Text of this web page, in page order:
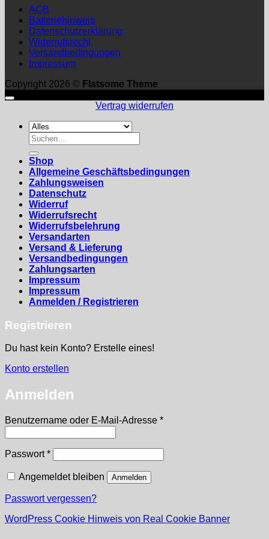
AGB
Batteriehinweis
Datenschutzerklärung
Widerrufsrecht
Versandbedingungen
Impressum
Copyright 2026 © Flatsome Theme
Vertrag widerrufen
Suchen
nach:
Shop
Allgemeine Geschäftsbedingungen
Zahlungsweisen
Datenschutz
Widerruf
Widerrufsrecht
Widerrufsbelehrung
Versandarten
Versand & Lieferung
Versandbedingungen
Zahlungsarten
Impressum
Impressum
Anmelden / Registrieren
Registrieren
Du hast kein Konto? Erstelle eines!
Konto erstellen
Anmelden
Benutzername oder E-Mail-Adresse *Erforderlich
Passwort*Erforderlich
Angemeldet bleiben Anmelden
Passwort vergessen?
WordPress Cookie Hinweis von Real Cookie Banner